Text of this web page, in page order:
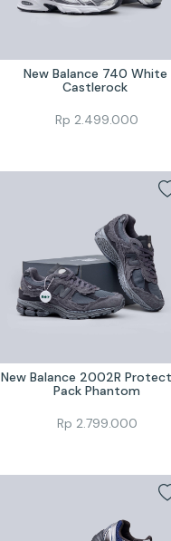
New Balance 740 White
Castlerock
Rp 2.499.000
New Balance 2002R
Pack Phantom
Rp 2.799.000